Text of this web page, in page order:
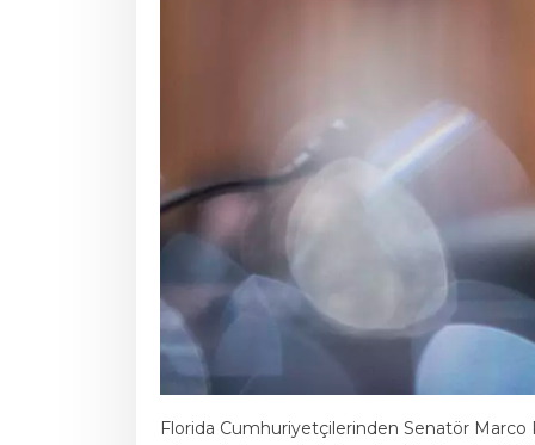
Florida Cumhuriyetçilerinden Senatör